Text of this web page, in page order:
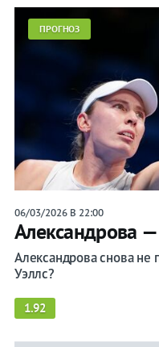
ПРОГНОЗ
06/03/2026 В 22:00
Александрова —
Александрова снова не
Уэллс?
1.92